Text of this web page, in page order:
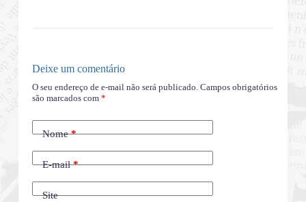
Deixe um comentário
O seu endereço de e-mail não será publicado. Campos obrigatórios
são marcados com *
Nome*
E-mail*
Site